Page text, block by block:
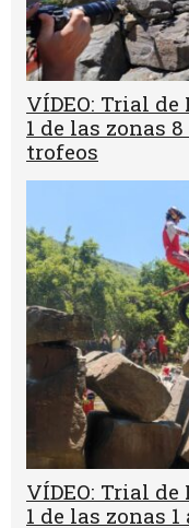
VÍDEO: Trial
1 de las zonas
trofeos
VÍDEO: Trial
1 de las zonas 1